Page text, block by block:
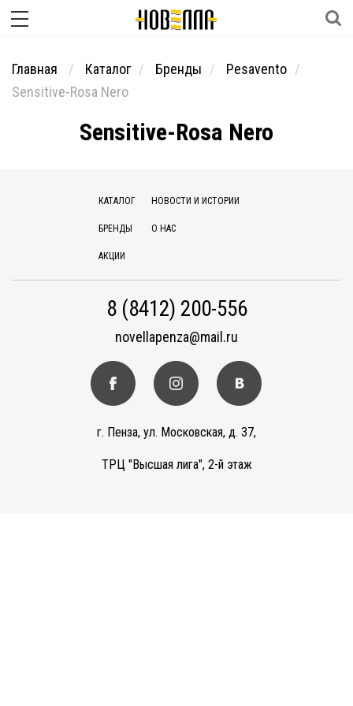
Главная Каталог Бренды
Pesavento
Sensitive-Rosa Nero
Sensitive-Rosa Nero
КАТАЛОГ
БРЕНДЫ
АКЦИИ
НОВОСТИ И ИСТОРИИ
О НАС
8 (8412) 200-556
novellapenza@mail.ru
г. Пенза, ул. Московская, д. 37,
ТРЦ "Высшая лига", 2-й этаж